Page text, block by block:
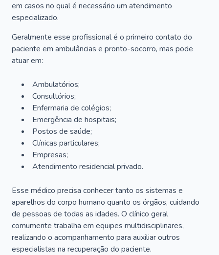
em casos no qual é necessário um atendimento
especializado.
Geralmente esse profissional é o primeiro contato do
paciente em ambulâncias e pronto-socorro, mas pode
atuar em:
Ambulatórios;
Consultórios;
Enfermaria de colégios;
Emergência de hospitais;
Postos de saúde;
Clínicas particulares;
Empresas;
Atendimento residencial privado.
Esse médico precisa conhecer tanto os sistemas e
aparelhos do corpo humano quanto os órgãos, cuidando
de pessoas de todas as idades. O clínico geral
comumente trabalha em equipes multidisciplinares,
realizando o acompanhamento para auxiliar outros
especialistas na recuperação do paciente.